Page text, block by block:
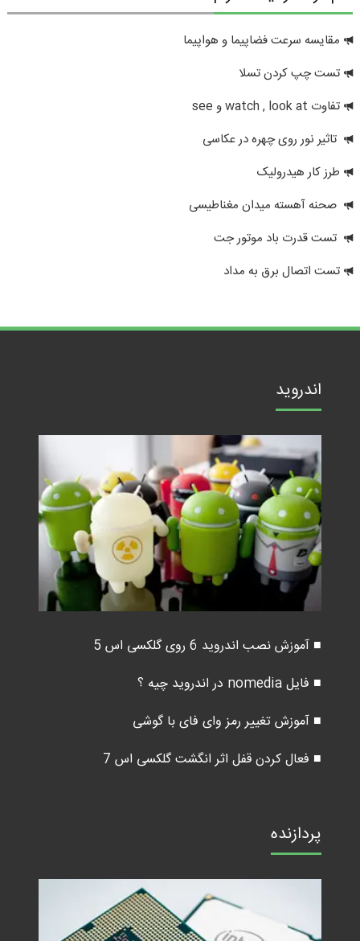
مقایسه سرعت فضاپیما و هواپیما
تست چپ کردن تسلا
تفاوت watch , look at و see
تاثیر نور روی چهره در عکاسی
طرز کار هیدرولیک
صحنه آهسته میدان مغناطیسی
تست قدرت باد موتور جت
تست اتصال برق به مداد
اندروید
■ آموزش نصب اندروید 6 روی گلکسی اس 5
■ فایل nomedia در اندروید چیه ؟
■ آموزش تغییر رمز وای فای با گوشی
■ فعال کردن قفل اثر انگشت گلکسی اس 7
پردازنده